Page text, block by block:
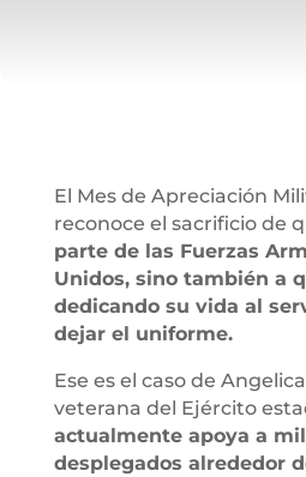
El Mes de Apreciación
reconoce el sacrificio de
parte de las Fuerzas
Unidos, sino también a
dedicando su vida al
dejar el uniforme.
Ese es el caso de
veterana del Ejército
actualmente apoya a
desplegados alrededor